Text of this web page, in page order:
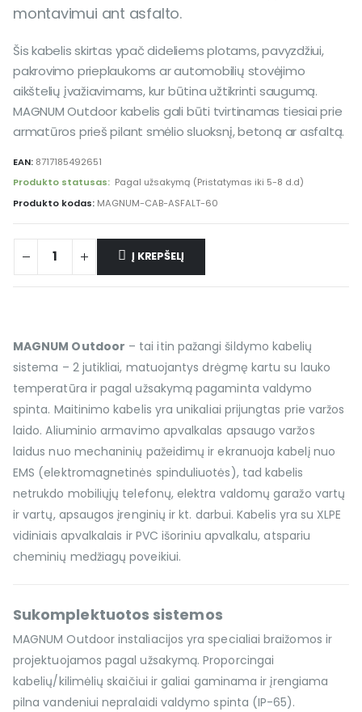
montavimui ant asfalto.
Šis kabelis skirtas ypač dideliems plotams, pavyzdžiui,
pakrovimo prieplaukoms ar automobilių stovėjimo
aikštelių įvažiavimams, kur būtina užtikrinti saugumą.
MAGNUM Outdoor kabelis gali būti tvirtinamas tiesiai prie
armatūros prieš pilant smėlio sluoksnį, betoną ar asfaltą.
EAN: 8717185492651
Produkto statusas: Pagal užsakymą (Pristatymas iki 5-8 d.d)
Produkto kodas: MAGNUM-CAB-ASFALT-60
Į KREPŠELĮ
MAGNUM Outdoor – tai itin pažangi šildymo kabelių
sistema – 2 jutikliai, matuojantys drėgmę kartu su lauko
temperatūra ir pagal užsakymą pagaminta valdymo
spinta. Maitinimo kabelis yra unikaliai prijungtas prie varžos
laido. Aliuminio armavimo apvalkalas apsaugo varžos
laidus nuo mechaninių pažeidimų ir ekranuoja kabelį nuo
EMS (elektromagnetinės spinduliuotės), tad kabelis
netrukdo mobiliųjų telefonų, elektra valdomų garažo vartų
ir vartų, apsaugos įrenginių ir kt. darbui. Kabelis yra su XLPE
vidiniais apvalkalais ir PVC išoriniu apvalkalu, atspariu
cheminių medžiagų poveikiui.
Sukomplektuotos sistemos
MAGNUM Outdoor instaliacijos yra specialiai braižomos ir
projektuojamos pagal užsakymą. Proporcingai
kabelių/kilimėlių skaičiui ir galiai gaminama ir įrengiama
pilna vandeniui nepralaidi valdymo spinta (IP-65).